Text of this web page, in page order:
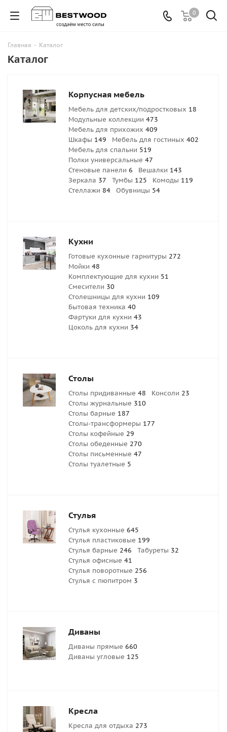
0
Главная - Каталог
Каталог
Корпусная мебель
Мебель для детских/подростковых 18
Модульные коллекции 473
Мебель для прихожих 409
Шкафы 149 Мебель для гостиных 402
Мебель для спальни 519
Полки универсальные 47
Стеновые панели 6 Вешалки 143
Зеркала 37 Тумбы 125 Комоды 119
Стеллажи 84 Обувницы 54
Кухни
Готовые кухонные гарнитуры 272
Мойки 48
Комплектующие для кухни 51
Смесители 30
Столешницы для кухни 109
Бытовая техника 40
Фартуки для кухни 43
Цоколь для кухни 34
Столы
Столы придиванные 48 Консоли 23
Столы журнальные 310
Столы барные 187
Столы-трансформеры 177
Столы кофейные 29
Столы обеденные 270
Столы письменные 47
Столы туалетные 5
Стулья
Стулья кухонные 645
Стулья пластиковые 199
Стулья барные 246 Табуреты 32
Стулья офисные 41
Стулья поворотные 256
Стулья с пюпитром 3
Диваны
Диваны прямые 660
Диваны угловые 125
Кресла
Кресла для отдыха 273